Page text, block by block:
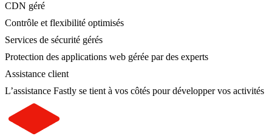
CDN géré
Contrôle et flexibilité optimisés
Services de sécurité gérés
Protection des applications web gérée par des experts
Assistance client
L’assistance Fastly se tient à vos côtés pour développer vos activités